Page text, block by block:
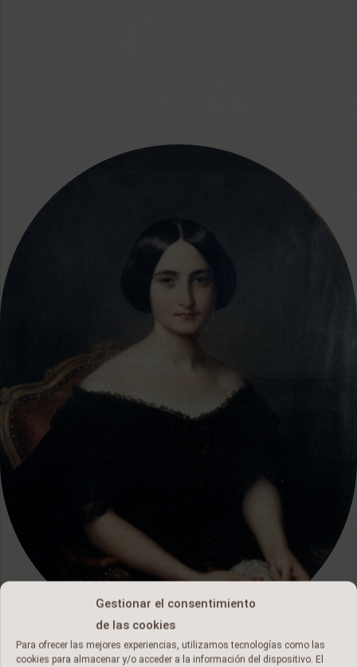
Gestionar el consentimiento
de las cookies
Para ofrecer las mejores experiencias, utilizamos tecnologías como las
cookies para almacenar y/o acceder a la información del dispositivo. El